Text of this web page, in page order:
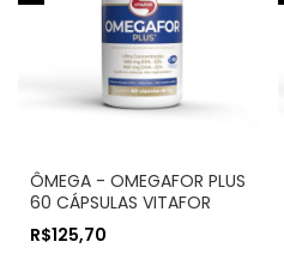
ÔMEGA - OMEGAFOR PLUS
60 CÁPSULAS VITAFOR
R$125,70